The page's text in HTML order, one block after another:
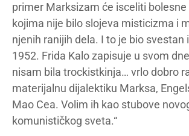
primer Marksizam će isceliti bolesne
kojima nije bilo slojeva misticizma i
njenih ranijih dela. I to je bio svestan
1952. Frida Kalo zapisuje u svom
nisam bila trockistkinja… vrlo dobro
materijalnu dijalektiku Marksa,
Mao Cea. Volim ih kao stubove
komunističkog sveta.“